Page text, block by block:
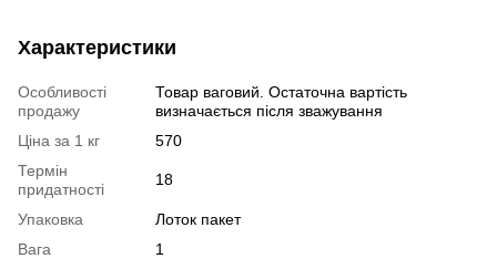
Характеристики
Особливості
продажу
Товар ваговий. Остаточна вартість
визначається після зважування
Ціна за 1 кг
570
Термін
придатності
18
Упаковка
Лоток пакет
Вага
1